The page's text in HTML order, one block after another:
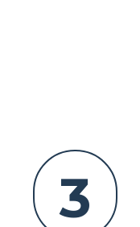
3